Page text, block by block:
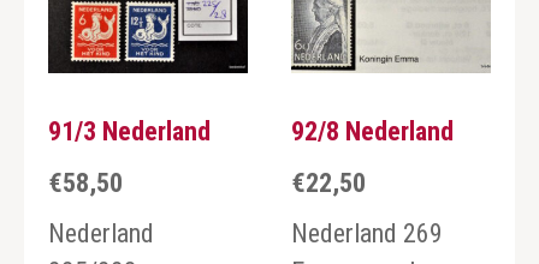
91/3 Nederland
€58,50
Nederland
92/8 Nederland
€22,50
Nederland 269